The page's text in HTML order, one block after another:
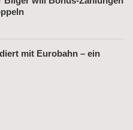
mit Eurobahn – ein